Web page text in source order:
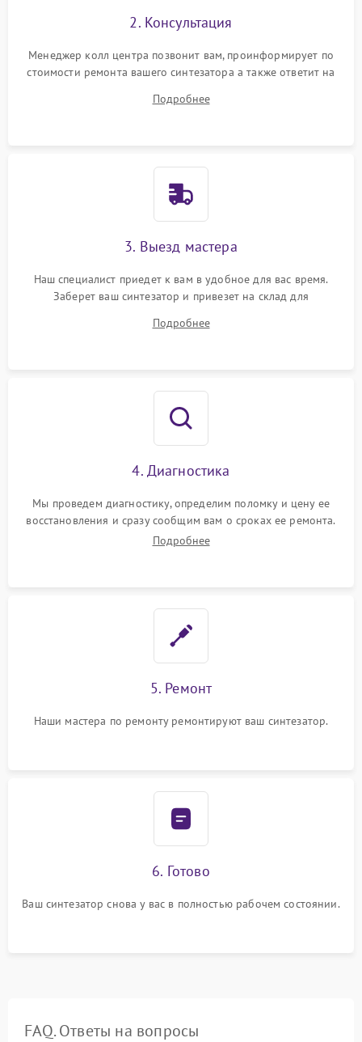
2. Консультация
Менеджер колл центра позвонит вам, проинформирует по
стоимости ремонта вашего синтезатора а также ответит на
Подробнее
3. Выезд мастера
Наш специалист приедет к вам в удобное для вас время.
Заберет ваш синтезатор и привезет на склад для
Подробнее
4. Диагностика
Мы проведем диагностику, определим поломку и цену ее
восстановления и сразу сообщим вам о сроках ее ремонта.
Подробнее
5. Ремонт
Наши мастера по ремонту ремонтируют ваш синтезатор.
6. Готово
Ваш синтезатор снова у вас в полностью рабочем состоянии.
FAQ. Ответы на вопросы